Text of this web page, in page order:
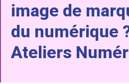
image de
du numérique
Ateliers